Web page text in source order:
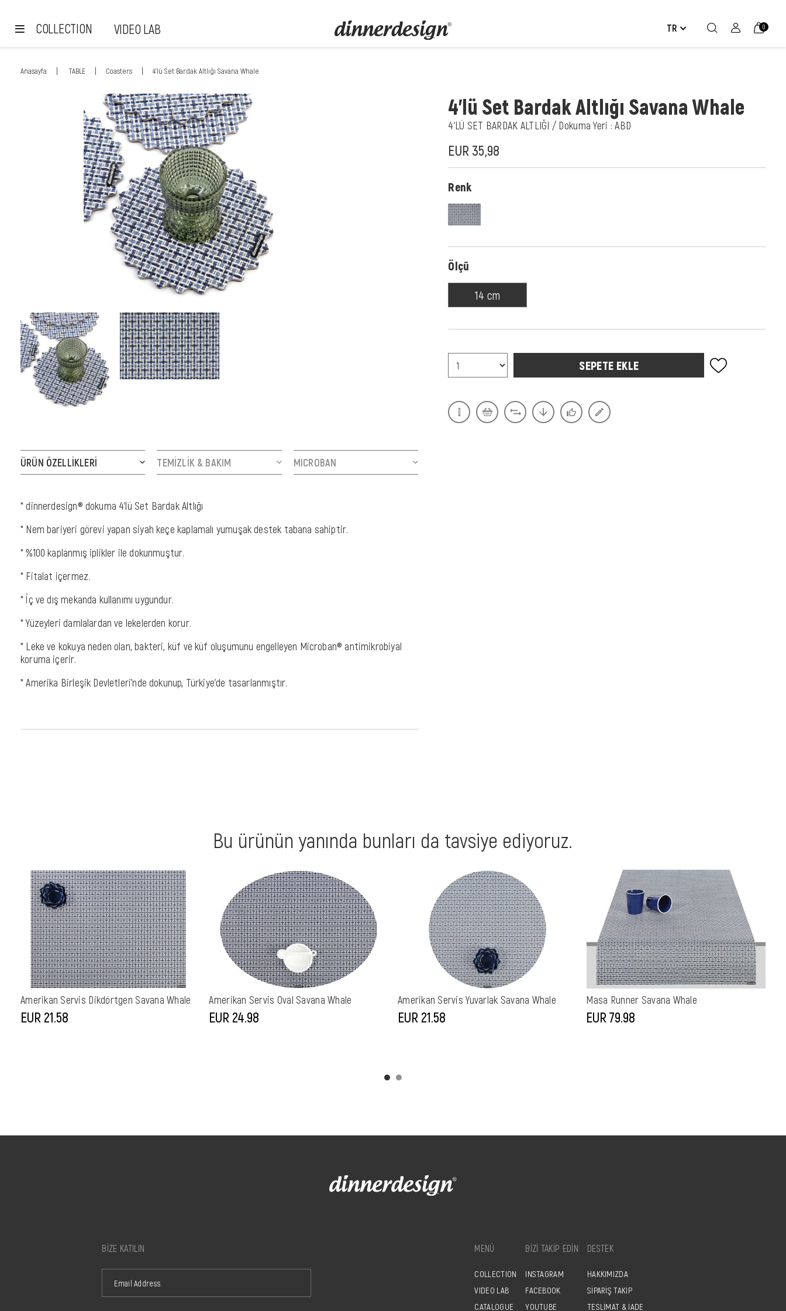
TR 0
COLLECTION VIDEO LAB
Anasayfa TABLE Coasters 4'lü Set Bardak Altlığı Savana Whale
ÜRÜN ÖZELLIKLERI TEMİZLİK & BAKIM MICROBAN
* dinnerdesign® dokuma 4'lü Set Bardak Altlığı
* Nem bariyeri görevi yapan siyah keçe kaplamalı yumuşak destek tabana sahiptir.
* %100 kaplanmış iplikler ile dokunmuştur.
* Fitalat içermez.
* İç ve dış mekanda kullanımı uygundur.
* Yüzeyleri damlalardan ve lekelerden korur.
* Leke ve kokuya neden olan, bakteri, küf ve küf oluşumunu engelleyen Microban® antimikrobiyal
koruma içerir.
* Amerika Birleşik Devletleri'nde dokunup, Türkiye'de tasarlanmıştır.
4'lü Set Bardak Altlığı Savana Whale
4'LÜ SET BARDAK ALTLIĞI / Dokuma Yeri : ABD
EUR 35,98
Renk
Ölçü
14 cm
Bu ürünün yanında bunları da tavsiye ediyoruz.
Amerikan Servis Dikdörtgen Savana Whale
EUR 21,58
Amerikan Servis Oval Savana Whale
EUR 24,98
Amerikan Servis Yuvarlak Savana Whale
EUR 21,58
Masa Runner Savana Whale
EUR 79,98
BİZE KATILIN MENÜ
COLLECTION
VIDEO LAB
CATALOGUE
BİZİ TAKİP EDİN
INSTAGRAM
FACEBOOK
YOUTUBE
DESTEK
HAKKIMIZDA
SİPARİŞ TAKİP
TESLİMAT & İADE